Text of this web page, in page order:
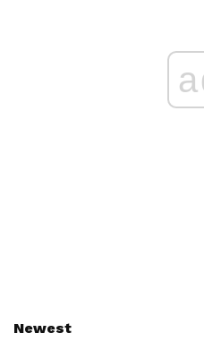
Newest